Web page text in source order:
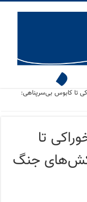
تا کابوس بی‌سرپناهی:
تا
جنگ